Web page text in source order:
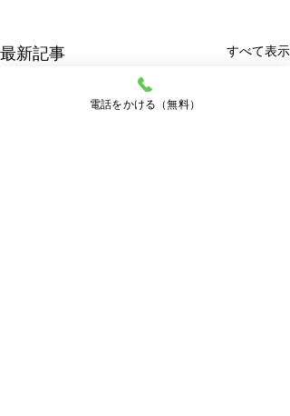
最新記事 すべて表示
電話をかける（無料）